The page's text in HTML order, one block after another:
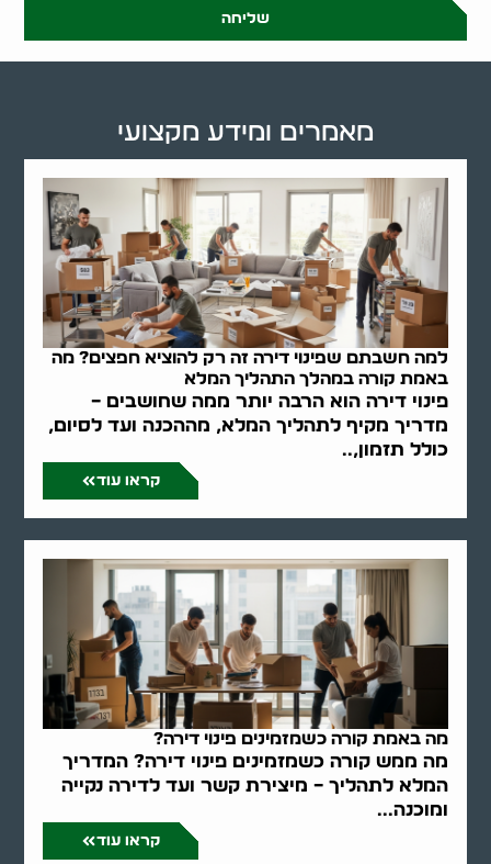
שליחה
למה חשבתם שפינוי דירה זה רק להוציא חפצים? מה
באמת קורה במהלך התהליך המלא
פינוי דירה הוא הרבה יותר ממה שחושבים –
מדריך מקיף לתהליך המלא, מההכנה ועד לסיום,
כולל תזמון,..
קראו עוד
מה באמת קורה כשמזמינים פינוי דירה?
מה ממש קורה כשמזמינים פינוי דירה? המדריך
המלא לתהליך – מיצירת קשר ועד לדירה נקייה
ומוכנה...
קראו עוד
מאמרים ומידע מקצועי